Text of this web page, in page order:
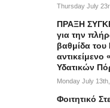
Thursday July
ΠΡΑΞΗ
για την
βαθμίδα
αντικείμενο
Υδατικών
Monday July
Φοιτητικό